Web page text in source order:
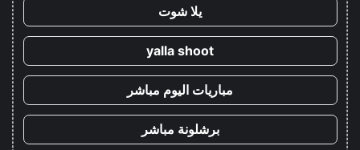
يلا شوت
yalla shoot
مباريات اليوم مباشر
برشلونة مباشر